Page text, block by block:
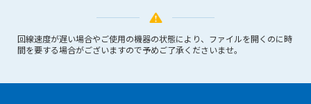
回線速度が遅い場合やご使用の機器の状態により、ファイルを開くのに時
間を要する場合がございますので予めご了承くださいませ。
に必要であると管理者が判断した場合
第10条（免責事項）